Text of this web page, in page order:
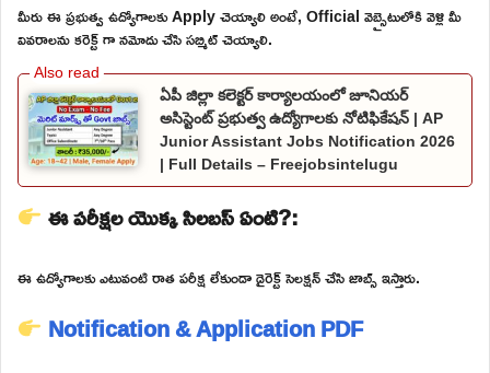
మీరు ఈ ప్రభుత్వ ఉద్యోగాలకు Apply చెయ్యాలి అంటే, Official వెబ్సైటులోకి వెళ్లి మీ
వివరాలను కరెక్ట్ గా నమోదు చేసి సబ్మిట్ చెయ్యాలి.
ఏపీ జిల్లా కలెక్టర్ కార్యాలయంలో జూనియర్
అసిస్టెంట్ ప్రభుత్వ ఉద్యోగాలకు నోటిఫికేషన్ | AP
Junior Assistant Jobs Notification 2026
| Full Details – Freejobsintelugu
ఈ పరీక్షల యొక్క సిలబస్ ఏంటి?:
ఈ ఉద్యోగాలకు ఎటువంటి రాత పరీక్ష లేకుండా డైరెక్ట్ సెలక్షన్ చేసి జాబ్స్ ఇస్తారు.
Notification & Application PDF